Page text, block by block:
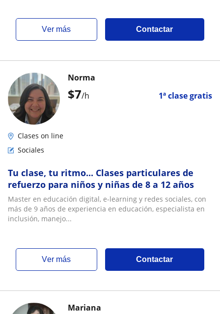
ver más Contactar
$7/h 1ª clase gratis
Norma
Clases on line
Sociales
Tu clase, tu ritmo... Clases particulares de
refuerzo para niños y niñas de 8 a 12 años
Master en educación digital, e-learning y redes sociales, con
más de 9 años de experiencia en educación, especialista en
inclusión, manejo...
ver más Contactar
Mariana